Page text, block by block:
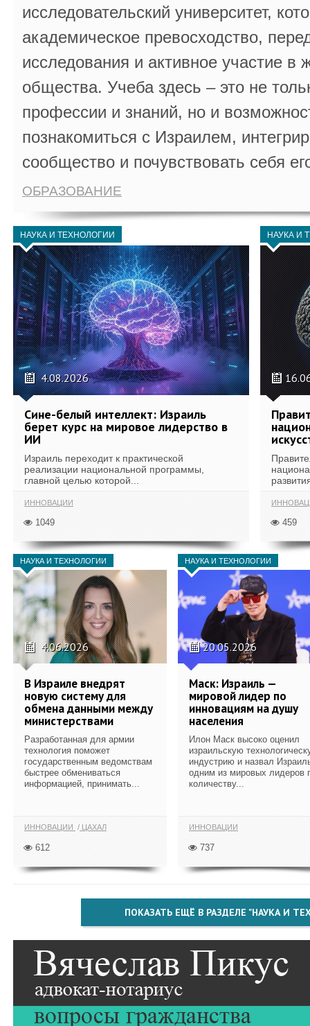
исследовательский университет,
академическое превосходство,
исследования и активное участие в
общества. Учеба здесь – это не
профессии и знаний, но и
познакомиться с Израилем,
сообщество и почувствовать себя
ОБРАЗОВАНИЕ
НАУКА И ТЕХНОЛОГИИ
4.08.2026
Сине-белый интеллект: Израиль
берет курс на мировое лидерство в
ИИ
Израиль переходит к практической
реализации национальной программы,
главной целью которой...
ИННОВАЦИИ
1049
НАУКА И
459
НАУКА И ТЕХНОЛОГИИ
4.06.2026
В Израиле внедрят
новую систему для
обмена данными между
министерствами
Разработанная для армии
технология поможет
государственным ведомствам
быстрее обмениваться
информацией, принимать...
ИННОВАЦИИ ЦАХАЛ
612
НАУКА И ТЕХНОЛОГИИ
20.05.2026
Маск: Израиль —
мировой лидер по
инновациям на душу
населения
Илон Маск высоко оценил
израильскую
индустрию и назвал
одним из мировых лидеров
количеству...
ИННОВАЦИИ
737
ПОКАЗАТЬ ЕЩЁ В РАЗДЕЛЕ "НАУКА И